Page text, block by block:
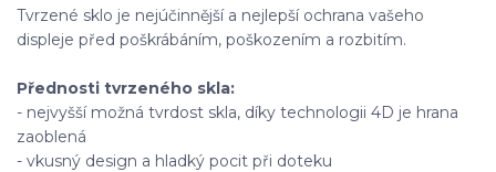
Tvrzené sklo je nejúčinnější a nejlepší ochrana vašeho
displeje před poškrábáním, poškozením a rozbitím.
Přednosti tvrzeného skla:
- nejvyšší možná tvrdost skla, díky technologii 4D je hrana
zaoblená
- vkusný design a hladký pocit při doteku